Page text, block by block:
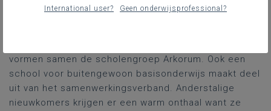
coördinator Fanny Schoorens even toe.
vormen samen de scholengroep Arkorum. Ook een
school voor buitengewoon basisonderwijs maakt deel
uit van het samenwerkingsverband. Anderstalige
nieuwkomers krijgen er een warm onthaal want ze
International user? Geen onderwijsprofessional?